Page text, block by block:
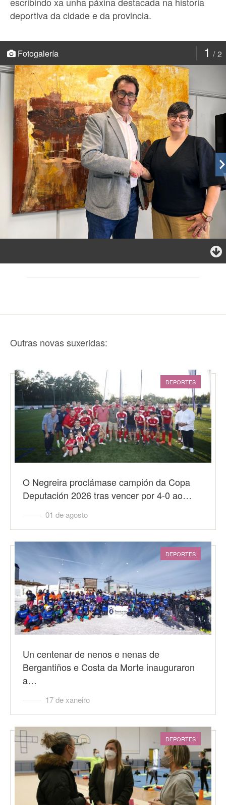
deportiva da cidade e da provincia.
1 2
Fotogalería
Outras novas suxeridas:
DEPORTES
O Negreira proclámase campión da Copa
Deputación 2026 tras vencer por 4-0 ao…
01 de agosto
DEPORTES
Un centenar de nenos e nenas de
Bergantiños e Costa da Morte inauguraron
a…
17 de xaneiro
DEPORTES